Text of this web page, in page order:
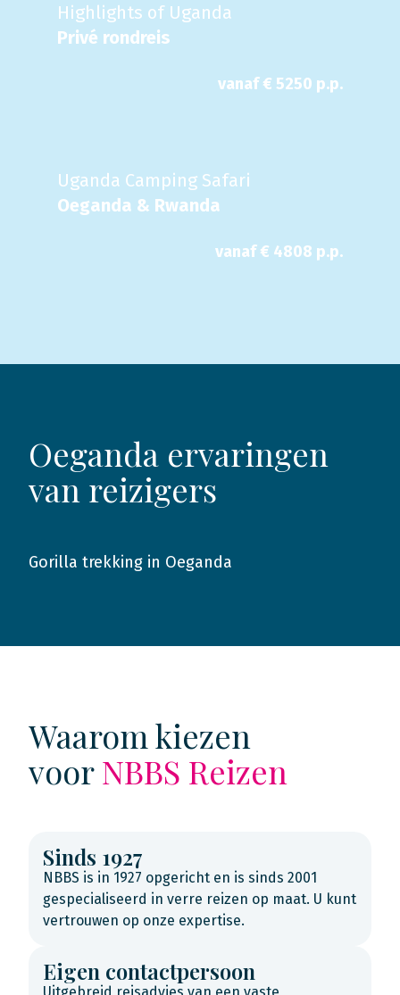
Highlights of Uganda
Privé rondreis
vanaf € 5250 p.p.
Uganda Camping Safari
Oeganda & Rwanda
vanaf € 4808 p.p.
Oeganda ervaringen
van reizigers
2014
Gorilla trekking in Oeganda
Waarom kiezen
voorNBBS Reizen
Sinds 1927
NBBS is in 1927 opgericht en is sinds 2001
gespecialiseerd in verre reizen op maat. U kunt
vertrouwen op onze expertise.
Eigen contactpersoon
Uitgebreid reisadvies van een vaste